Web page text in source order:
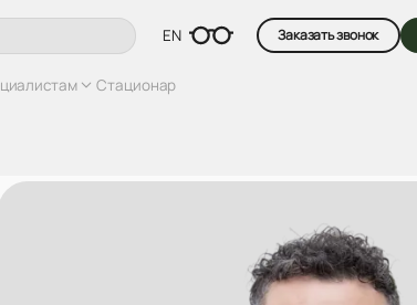
EN Заказать звонок
Стационар